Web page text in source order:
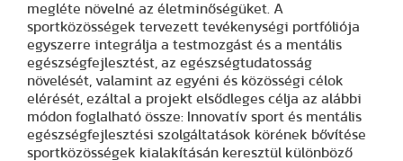
megléte növelné az életminőségüket. A
sportközösségek tervezett tevékenységi portfóliója
egyszerre integrálja a testmozgást és a mentális
egészségfejlesztést, az egészségtudatosság
növelését, valamint az egyéni és közösségi célok
elérését, ezáltal a projekt elsődleges célja az alábbi
módon foglalható össze: Innovatív sport és mentális
egészségfejlesztési szolgáltatások körének bővítése
sportközösségek kialakításán keresztül különböző